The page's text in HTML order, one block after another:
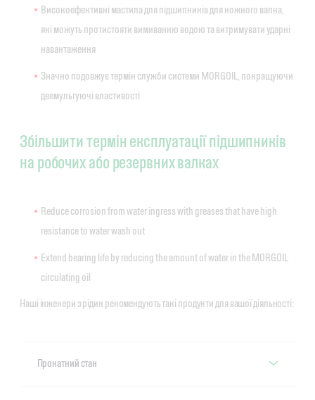
Високоефективні мастила для підшипників для кожного валка,
які можуть протистояти вимиванню водою та витримувати ударні
навантаження
Значно подовжує термін служби системи MORGOIL, покращуючи
деемульгуючі властивості
Збільшити термін експлуатації підшипників
на робочих або резервних валках
Reduce corrosion from water ingress with greases that have high
resistance to water wash out
Extend bearing life by reducing the amount of water in the MORGOIL
circulating oil
Наші інженери з рідин рекомендують такі продукти для вашої діяльності:
Прокатний стан